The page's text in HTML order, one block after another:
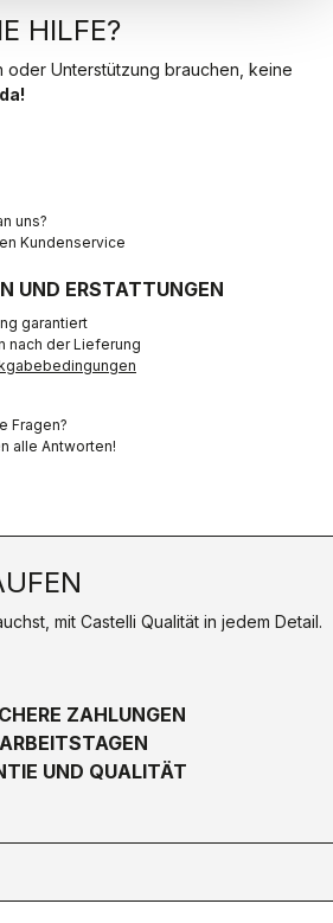
HILFE?
oder Unterstützung brauchen, keine
uns?
Kundenservice
UND ERSTATTUNGEN
garantiert
nach der Lieferung
Fragen?
alle Antworten!
mit Castelli Qualität in jedem Detail.
ZAHLUNGEN
UND QUALITÄT